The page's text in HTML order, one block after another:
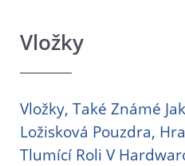
Vložky
Vložky, Také Známé
Ložisková Pouzdra,
Tlumící Roli V